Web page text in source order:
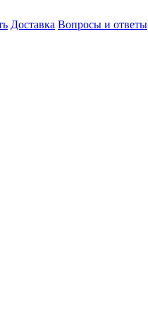
Доставка Вопросы и ответы